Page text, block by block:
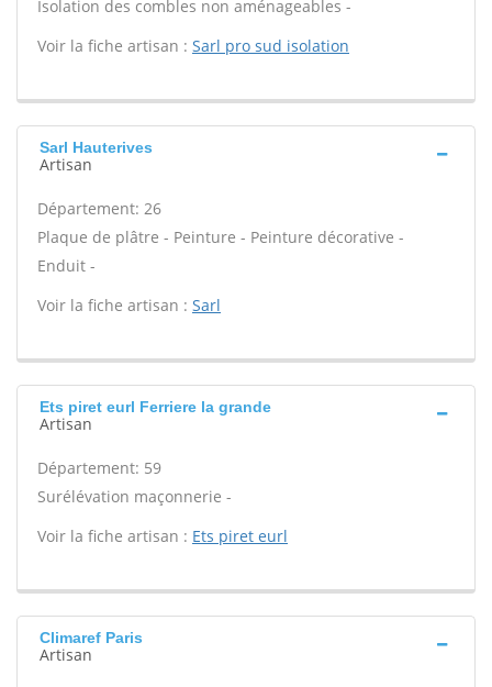
Isolation des combles non aménageables -
Voir la fiche artisan : Sarl pro sud isolation
Sarl Hauterives
Artisan
Département: 26
Plaque de plâtre - Peinture - Peinture décorative -
Enduit -
Voir la fiche artisan : Sarl
Ets piret eurl Ferriere la grande
Artisan
Département: 59
Surélévation maçonnerie -
Voir la fiche artisan : Ets piret eurl
Climaref Paris
Artisan